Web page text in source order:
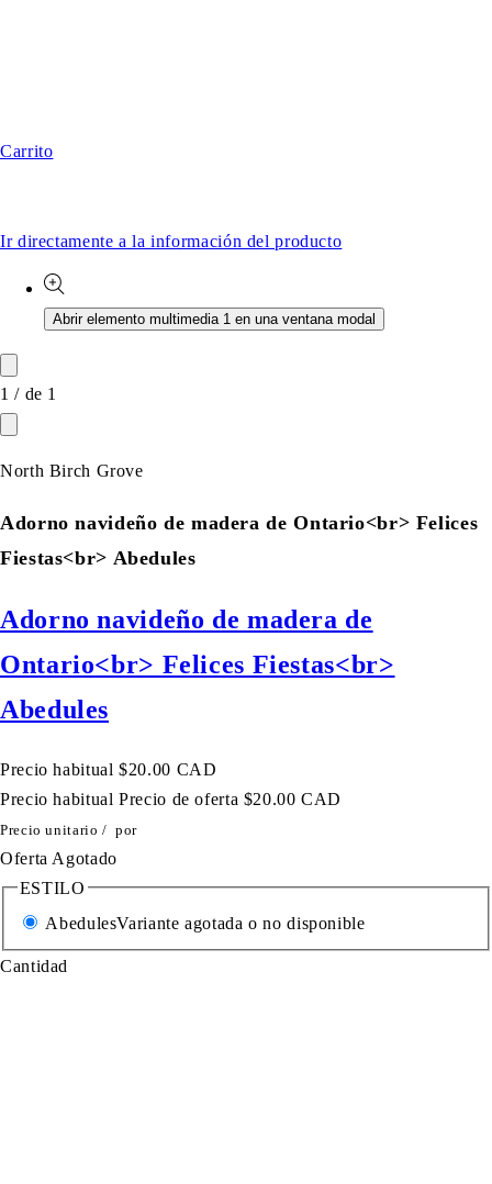
Carrito
Ir directamente a la información del producto
Abrir elemento multimedia 1 en una ventana modal
1 / de 1
North Birch Grove
Adorno navideño de madera de Ontario<br> Felices
Fiestas<br> Abedules
Adorno navideño de madera de
Ontario<br> Felices Fiestas<br>
Abedules
Precio habitual $20.00 CAD
Precio habitual Precio de oferta $20.00 CAD
Precio unitario / por
Oferta Agotado
ESTILO
AbedulesVariante agotada o no disponible
Cantidad